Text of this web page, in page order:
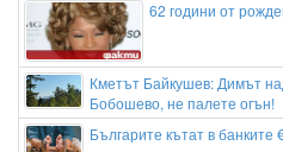
62 години от
Кметът Байкушев: Димът
Бобошево, не палете огън!
Българите кътат в банките